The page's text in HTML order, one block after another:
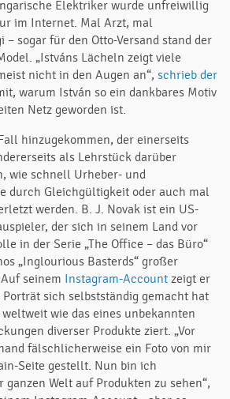
Elektriker wurde unfreiwillig
im Internet. Mal Arzt, mal
– sogar für den Otto-Versand stand der
„Istváns Lächeln zeigt viele
nicht in den Augen an“, schrieb der
warum István so ein dankbares Motiv
Netz geworden ist.
hinzugekommen, der einerseits
als Lehrstück darüber
wie schnell Urheber- und
durch Gleichgültigkeit oder auch mal
werden. B. J. Novak ist ein US-
der sich in seinem Land vor
in der Serie „The Office – das Büro“
„Inglourious Basterds“ großer
seinem Instagram-Account zeigt er
sich selbstständig gemacht hat
wie das eines unbekannten
diverser Produkte ziert. „Vor
fälschlicherweise ein Foto von mir
Seite gestellt. Nun bin ich
Welt auf Produkten zu sehen“,